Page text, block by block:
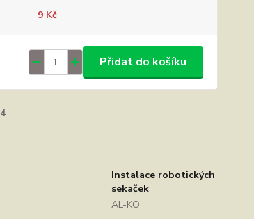
9 Kč
Přidat do košíku
Instalace robotických
sekaček
AL-KO